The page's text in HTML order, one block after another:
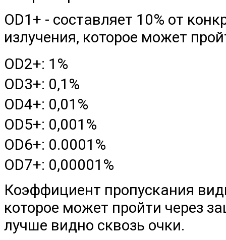
OD1+ - составляет 10% от
излучения, которое может
OD2+: 1%
OD3+: 0,1%
OD4+: 0,01%
OD5+: 0,001%
OD6+: 0.0001%
OD7+: 0,00001%
Коэффициент пропускания
которое может пройти через
лучше видно сквозь очки.